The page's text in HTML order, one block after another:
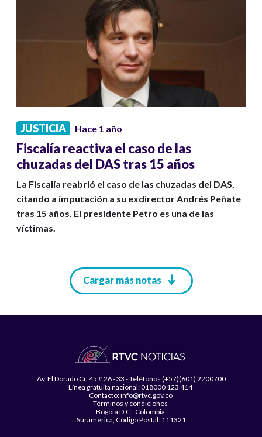
JUSTICIA Hace 1 año
Fiscalía reactiva el caso de las
chuzadas del DAS tras 15 años
La Fiscalía reabrió el caso de las chuzadas del DAS,
citando a imputación a su exdirector Andrés Peñate
tras 15 años. El presidente Petro es una de las
víctimas.
Cargar más notas
Av. El Dorado Cr. 45 # 26 - 33 - Teléfonos (+57)(601) 2200700
Línea gratuita nacional: 018000 123 414
Contacto: info@rtvc.gov.co
Términos y condiciones
Bogotá D.C., Colombia
Suramérica, Código Postal: 111321